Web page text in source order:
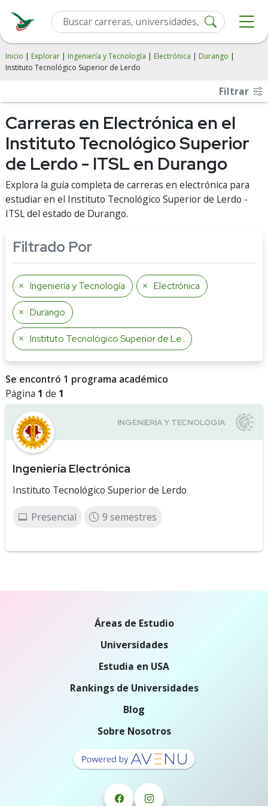
Inicio | Explorar | Ingeniería y Tecnología | Electrónica | Durango |
Instituto Tecnológico Superior de Lerdo
Filtrar
Carreras en Electrónica en el
Instituto Tecnológico Superior
de Lerdo - ITSL en Durango
Explora la guía completa de carreras en electrónica para
estudiar en el Instituto Tecnológico Superior de Lerdo -
ITSL del estado de Durango.
Filtrado Por
Ingeniería y Tecnología Electrónica
Durango
Instituto Tecnológico Superior de Lerdo
Se encontró 1 programa académico
Página 1 de 1
Ingeniería Electrónica
Instituto Tecnológico Superior de Lerdo
Presencial 9 semestres
Áreas de Estudio
Universidades
Estudia en USA
Rankings de Universidades
Blog
Sobre Nosotros